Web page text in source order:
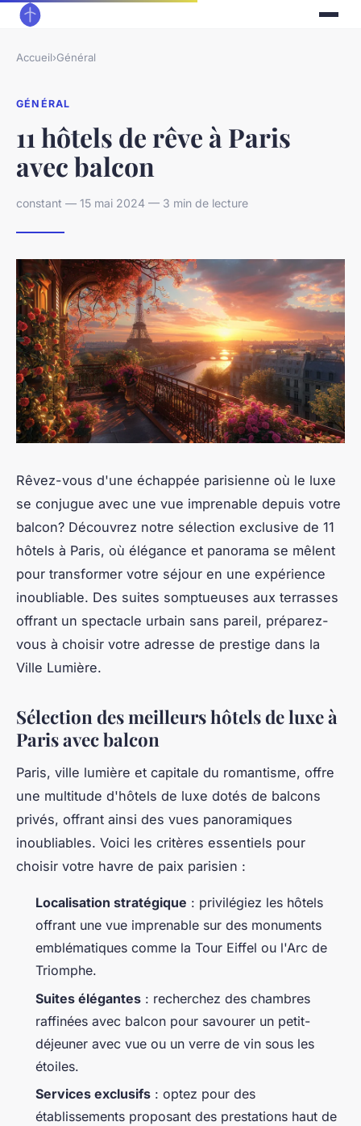
Accueil›Général
GÉNÉRAL
11 hôtels de rêve à Paris
avec balcon
constant — 15 mai 2024 — 3 min de lecture
Rêvez-vous d'une échappée parisienne où le luxe
se conjugue avec une vue imprenable depuis votre
balcon? Découvrez notre sélection exclusive de 11
hôtels à Paris, où élégance et panorama se mêlent
pour transformer votre séjour en une expérience
inoubliable. Des suites somptueuses aux terrasses
offrant un spectacle urbain sans pareil, préparez-
vous à choisir votre adresse de prestige dans la
Ville Lumière.
Sélection des meilleurs hôtels de luxe à
Paris avec balcon
Paris, ville lumière et capitale du romantisme, offre
une multitude d'hôtels de luxe dotés de balcons
privés, offrant ainsi des vues panoramiques
inoubliables. Voici les critères essentiels pour
choisir votre havre de paix parisien :
Localisation stratégique : privilégiez les hôtels
offrant une vue imprenable sur des monuments
emblématiques comme la Tour Eiffel ou l'Arc de
Triomphe.
Suites élégantes : recherchez des chambres
raffinées avec balcon pour savourer un petit-
déjeuner avec vue ou un verre de vin sous les
étoiles.
Services exclusifs : optez pour des
établissements proposant des prestations haut de